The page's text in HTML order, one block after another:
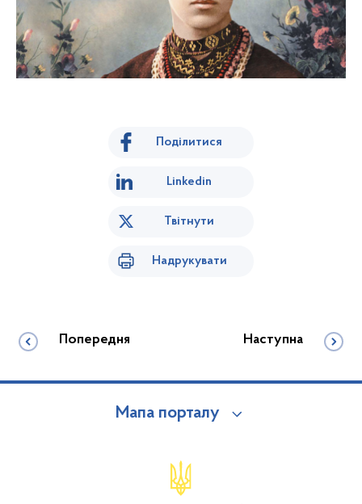
Поділитися
Linkedin
Твітнути
Надрукувати
Попередня Наступна
Мапа порталу